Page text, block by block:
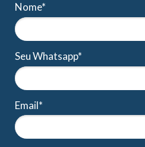
Nome*
Seu Whatsapp*
Email*